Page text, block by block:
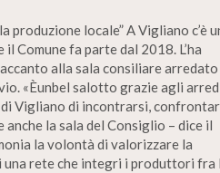
locale” A Vigliano c’è
Comune fa parte dal 2018. L’ha
alla sala consiliare arredato
«Èunbel salotto grazie agli
Vigliano di incontrarsi,
la sala del Consiglio – dice il
la volontà di valorizzare la
una rete che integri i produttori fra